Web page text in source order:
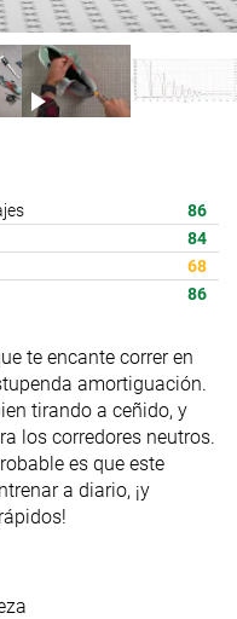
86
84
68
86
te encante correr en
amortiguación.
tirando a ceñido, y
los corredores neutros.
es que este
a diario, ¡y